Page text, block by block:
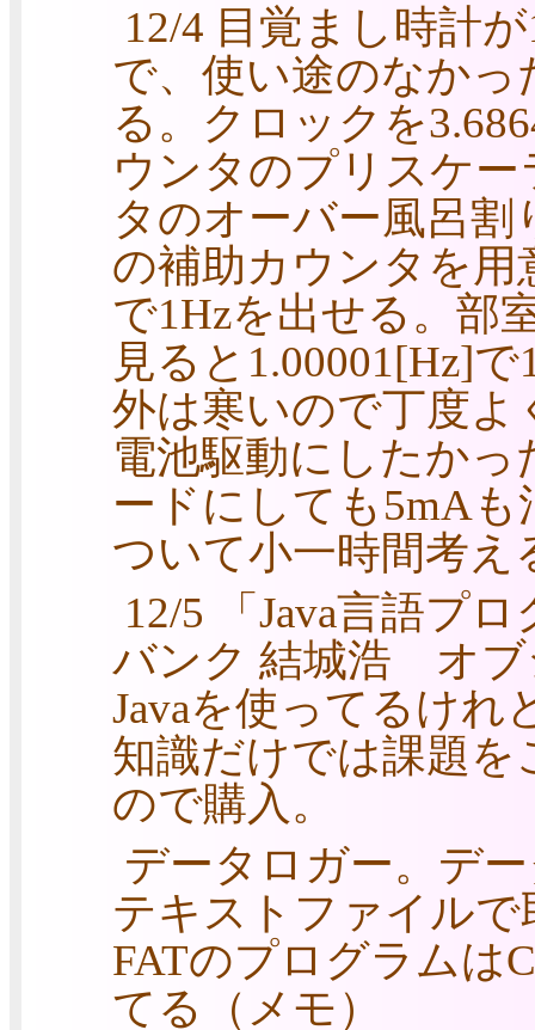
12/4 目覚まし時計
で、使い途のなかっ
る。クロックを
ウンタのプリスケ
タのオーバー風呂割
の補助カウンタを用
で1Hzを出せる。部
見ると1.00001[Hz]
外は寒いので丁度よ
電池駆動にしたかっ
ードにしても5mA
ついて小一時間考え
12/5 「Java言語プ
バンク 結城浩 オブ
Javaを使ってるけれ
知識だけでは課題
ので購入。
データロガー。デ
テキストファイル
FATのプログラムは
てる（メモ）